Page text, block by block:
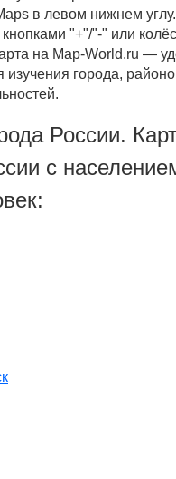
в левом нижнем
"+"/"-" или
на Map-World.ru —
изучения города,
России.
с